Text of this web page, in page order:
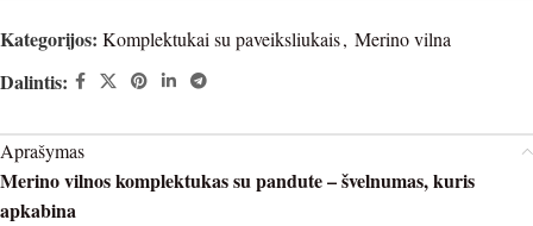
Kategorijos: Komplektukai su paveiksliukais, Merino vilna
Dalintis:
Aprašymas
Merino vilnos komplektukas su pandute – švelnumas, kuris
apkabina